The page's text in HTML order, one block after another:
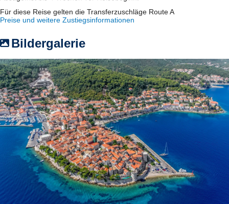
Für diese Reise gelten die Transferzuschläge Route A
Preise und weitere Zustiegsinformationen
Bildergalerie